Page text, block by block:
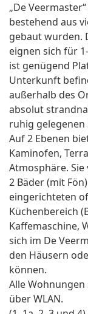
„De
bestehend aus
gebaut wurden.
eignen sich für
ist genügend
Unterkunft
außerhalb des
absolut
ruhig gelegenen
Auf 2 Ebenen
Kaminofen,
Atmosphäre.
2 Bäder (mit
eingerichteten
Küchenbereich
Kaffemaschine,
sich im De
den Häusern
können.
Alle
über WLAN.